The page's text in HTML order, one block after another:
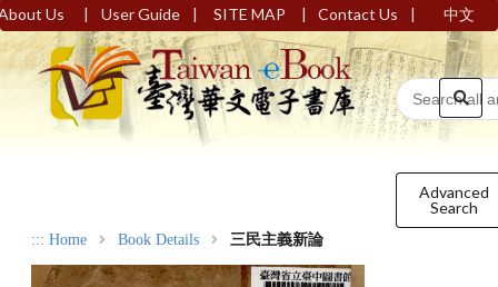
Us | User Guide | SITE MAP | Contact Us | 中文
Advanced
Search
::: Home Book Details 三民主義新論